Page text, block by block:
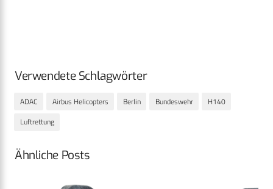
Verwendete Schlagwörter
ADAC Airbus Helicopters Berlin Bundeswehr
H140
Luftrettung
Ähnliche Posts